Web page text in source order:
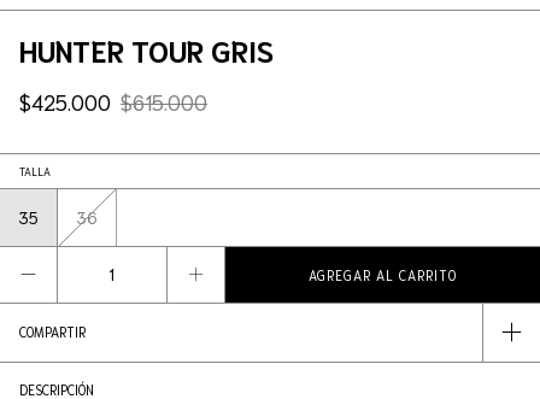
HUNTER TOUR GRIS
$425.000 $615.000
TALLA
35 36
COMPARTIR
DESCRIPCIÓN